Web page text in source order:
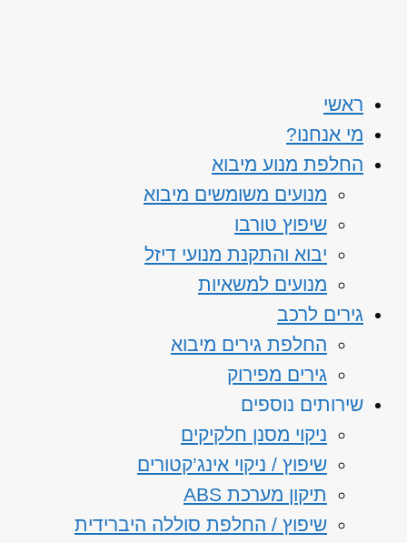
ראשי
מי אנחנו?
החלפת מנוע מיבוא
מנועים משומשים מיבוא
שיפוץ טורבו
יבוא והתקנת מנועי דיזל
מנועים למשאיות
גירים לרכב
החלפת גירים מיבוא
גירים מפירוק
שירותים נוספים
ניקוי מסנן חלקיקים
שיפוץ / ניקוי אינג’קטורים
תיקון מערכת ABS
שיפוץ / החלפת סוללה היברידית